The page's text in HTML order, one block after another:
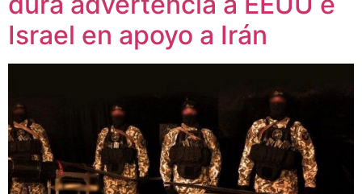
Israel en apoyo a Irán